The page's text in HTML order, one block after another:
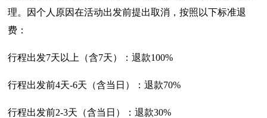
理。因个人原因在活动出发前提出取消，按照以下标准退
费：
行程出发7天以上（含7天）：退款100%
行程出发前4天-6天（含当日）：退款70%
行程出发前2-3天（含当日）：退款30%